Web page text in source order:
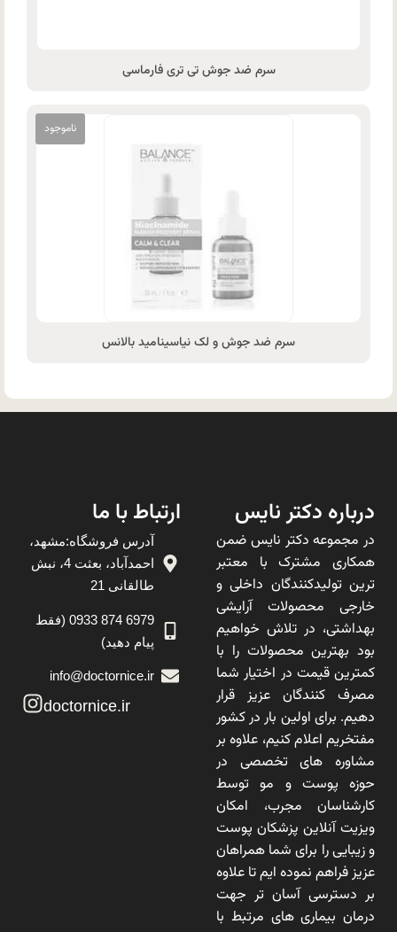
سرم ضد جوش تی تری فارماسی
سرم ضد جوش و لک نیاسینامید بالانس
درباره دکتر نایس
در مجموعه دکتر نایس ضمن
همکاری مشترک با معتبر
ترین تولیدکنندگان داخلی و
خارجی محصولات آرایشی
بهداشتی، در تلاش خواهیم
بود بهترین محصولات را با
کمترین قیمت در اختیار شما
مصرف کنندگان عزیز قرار
دهیم. برای اولین بار در کشور
مفتخریم اعلام کنیم، علاوه بر
مشاوره های تخصصی در
حوزه پوست و مو توسط
کارشناسان مجرب، امکان
ویزیت آنلاین پزشکان پوست
و زیبایی را برای شما همراهان
عزیز فراهم نموده ایم تا علاوه
بر دسترسی آسان تر جهت
درمان بیماری های مرتبط با
ارتباط با ما
آدرس فروشگاه:مشهد،
احمدآباد، بعثت 4، نبش
طالقانی 21
6979 874 0933 (فقط
پیام دهید)
info@doctornice.ir
doctornice.ir